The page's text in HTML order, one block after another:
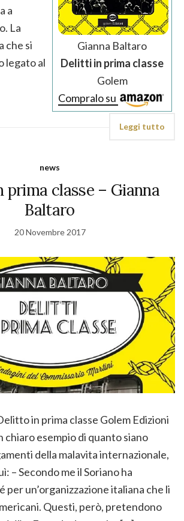
Gianna Baltaro
Delitti in prima classe
Golem
Compralo su
a
La
che si
legato al
Leggi tutto
news
prima classe – Gianna
Baltaro
20 Novembre 2017
in prima classe Golem Edizioni
chiaro esempio di quanto siano
della malavita internazionale,
– Secondo me il Soriano ha
per un’organizzazione italiana che li
Questi, però, pretendono